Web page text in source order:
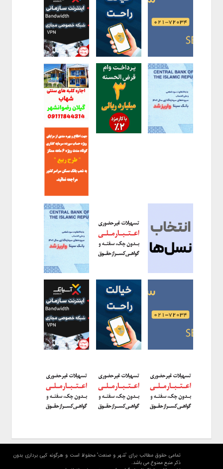
تمامی حقوق مطالب برای "شهر و صنعت" محفوظ است و هرگونه کپی برداری بدون
ذکر منبع ممنوع می باشد.